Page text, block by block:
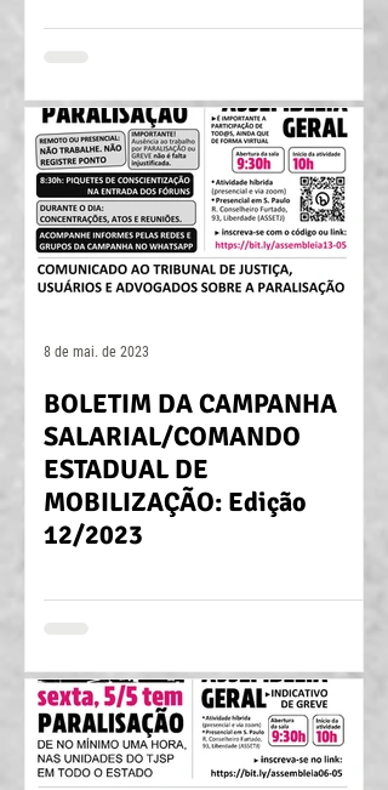
BOLETIM DA CAMPANHA
SALARIAL/COMANDO
ESTADUAL DE
MOBILIZAÇÃO: Edição
12/2023
8 de mai. de 2023